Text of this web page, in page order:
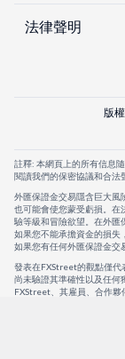
法律聲明
版
註釋: 本網頁上的所有信息
閱讀我們的保密協議和合法
外匯保證金交易隱含巨大風
也可能會使您蒙受虧損。在
驗等級和冒險欲望。在外匯
如果您不能承擔資金的損失
如果您有任何外匯保證金交
發表在FXStreet的觀點僅
尚未驗證其準確性以及任何
FXStreet、其雇員、合作